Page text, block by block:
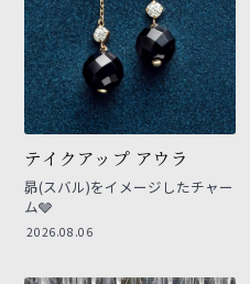
テイクアップ アウラ
昴(スバル)をイメージしたチャー
ム🩶
2026.08.06